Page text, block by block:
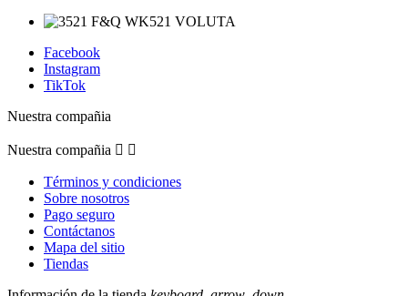
Facebook
Instagram
TikTok
Nuestra compañia
Nuestra compañia  
Términos y condiciones
Sobre nosotros
Pago seguro
Contáctanos
Mapa del sitio
Tiendas